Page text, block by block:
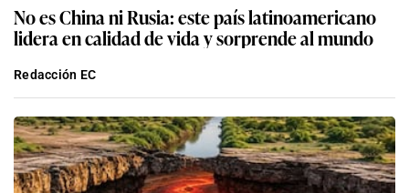
No es China ni Rusia: este país latinoamericano
lidera en calidad de vida y sorprende al mundo
Redacción EC